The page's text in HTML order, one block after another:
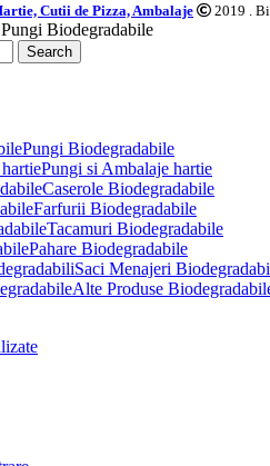
Cutii de Pizza, Ambalaje 2019 .
Biodegradabile
Search
Pungi Biodegradabile
Pungi si Ambalaje hartie
Caserole Biodegradabile
Farfurii Biodegradabile
Tacamuri Biodegradabile
Pahare Biodegradabile
Saci Menajeri
Alte Produse